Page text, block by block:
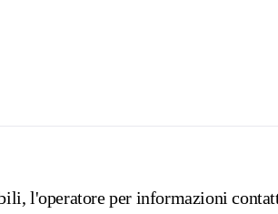
l'operatore per informazioni